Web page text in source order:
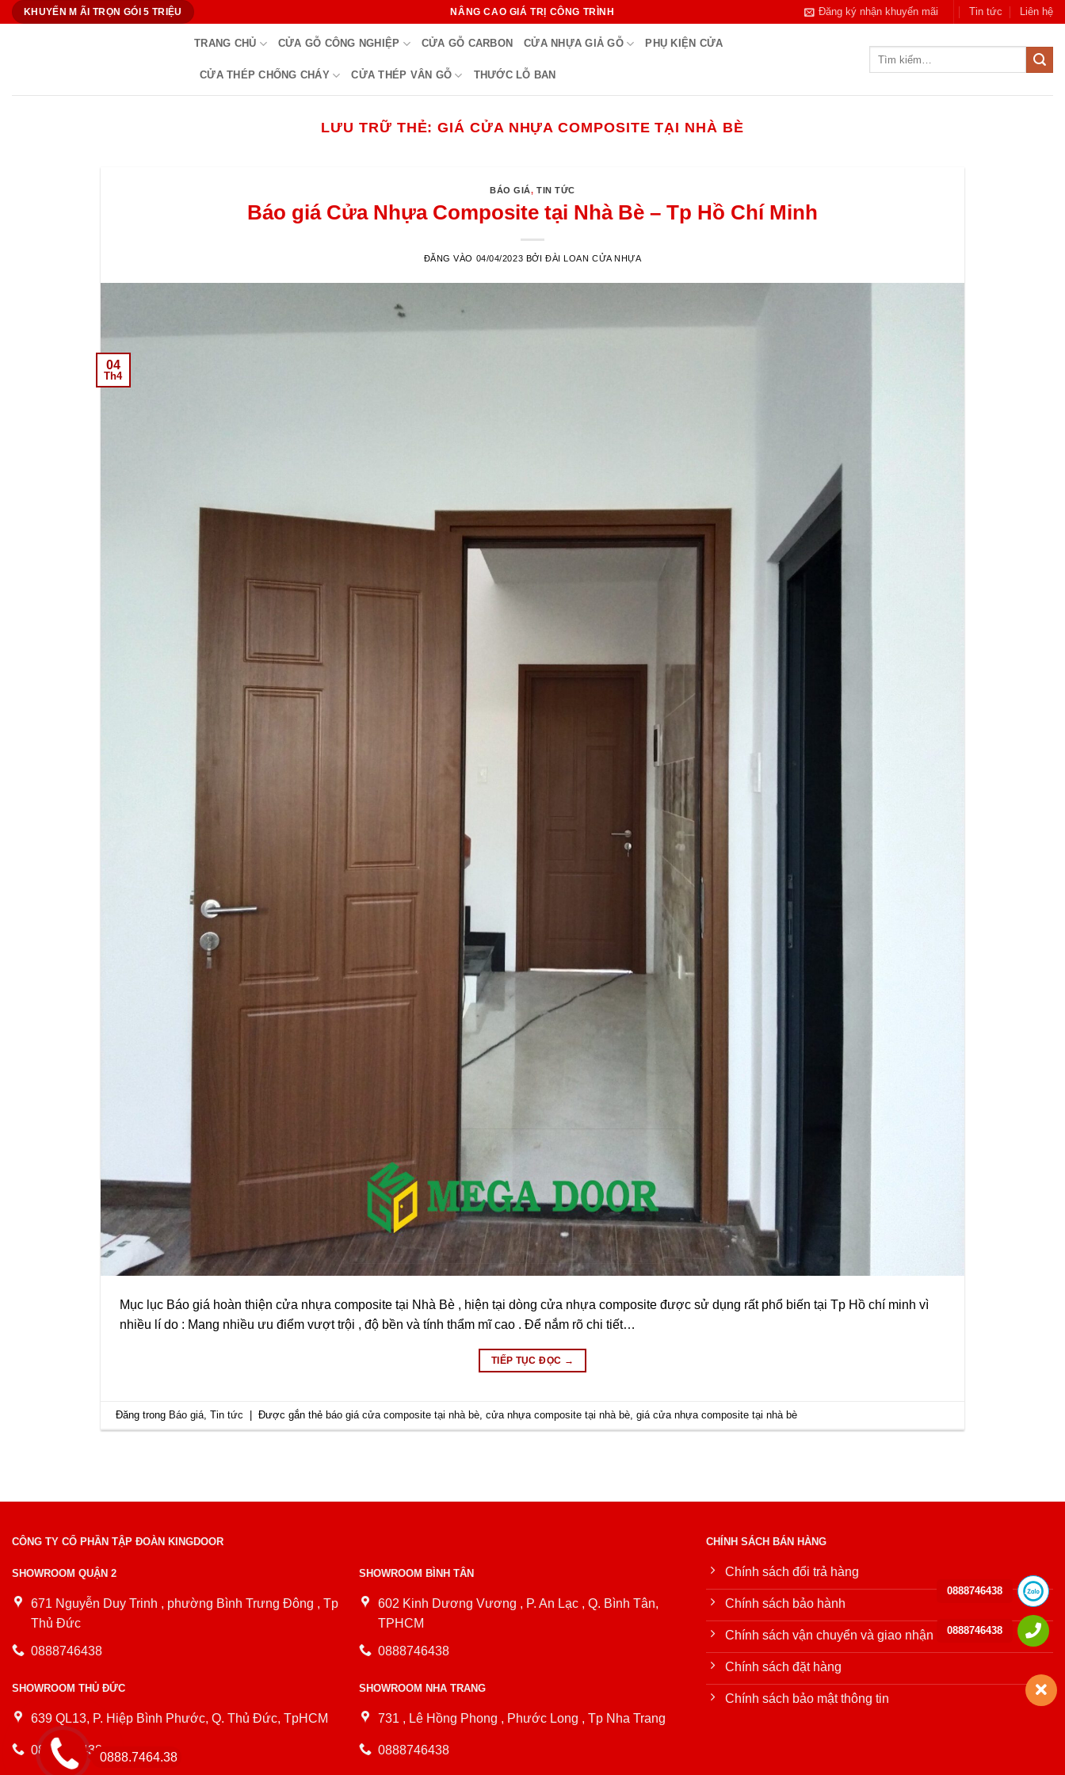
Bỏ
KHUYẾN M ÃI TRỌN GÓI 5 TRIỆU NÂNG CAO GIÁ TRỊ CÔNG TRÌNH Đăng ký nhận khuyến mãi Tin tức Liên hệ
TRANG CHỦ CỬA GỖ CÔNG NGHIỆP CỬA GỖ CARBON CỬA NHỰA GIẢ GỖ PHỤ KIỆN CỬA
CỬA THÉP CHỐNG CHÁY CỬA THÉP VÂN GỖ THƯỚC LỖ BAN
LƯU TRỮ THẺ:GIÁ CỬA NHỰA COMPOSITE TẠI NHÀ BÈ
BÁO GIÁ,TIN TỨC
Báo giá Cửa Nhựa Composite tại Nhà Bè – Tp Hồ Chí Minh
ĐĂNG VÀO 04/04/2023 BỞI ĐÀI LOAN CỬA NHỰA
04
Th4
Mục lục Báo giá hoàn thiện cửa nhựa composite tại Nhà Bè , hiện tại dòng cửa nhựa composite được sử dụng rất phổ biến tại Tp Hồ chí minh vì
nhiều lí do : Mang nhiều ưu điểm vượt trội , độ bền và tính thẩm mĩ cao . Để nắm rõ chi tiết…
TIẾP TỤC ĐỌC →
Đăng trong Báo giá ,Tin tức | Được gắn thẻbáo giá cửa composite tại nhà bè ,cửa nhựa composite tại nhà bè ,giá cửa nhựa composite tại nhà bè
CÔNG TY CỔ PHẦN TẬP ĐOÀN KINGDOOR
SHOWROOM QUẬN 2
671 Nguyễn Duy Trinh , phường Bình Trưng Đông , Tp
Thủ Đức
0888746438
SHOWROOM THỦ ĐỨC
639 QL13, P. Hiệp Bình Phước, Q. Thủ Đức, TpHCM
0888746438
SHOWROOM BÌNH TÂN
602 Kinh Dương Vương , P. An Lạc , Q. Bình Tân,
TPHCM
0888746438
SHOWROOM NHA TRANG
731 , Lê Hồng Phong , Phước Long , Tp Nha Trang
0888746438
CHÍNH SÁCH BÁN HÀNG
Chính sách đổi trả hàng
Chính sách bảo hành
Chính sách vận chuyển và giao nhận
Chính sách đặt hàng
Chính sách bảo mật thông tin
0888.7464.38
0888746438
0888746438